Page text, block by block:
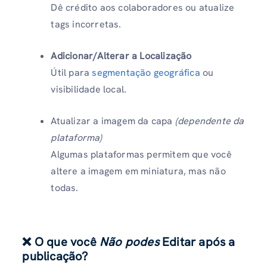
Dê crédito aos colaboradores ou atualize
tags incorretas.
Adicionar/Alterar a Localização
Útil parasegmentação geográfica ou
visibilidade local.
Atualizar a imagem da capa (dependente da
plataforma)
Algumas plataformas permitem que você
altere a imagem em miniatura, mas não
todas.
❌ O que você Não podesEditar após a
publicação?